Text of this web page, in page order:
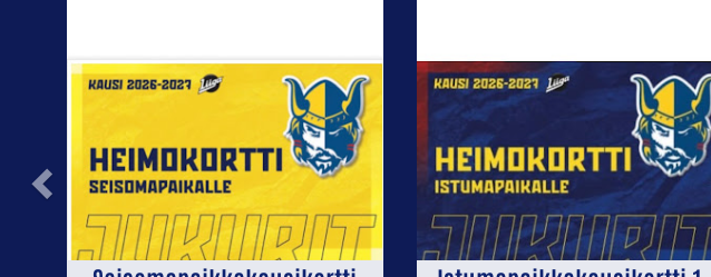
Previous